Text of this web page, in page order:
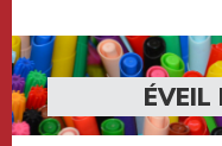
ÉVEIL